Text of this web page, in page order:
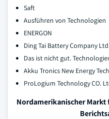
Saft
Ausführen von Technologien
ENERGON
Ding Tai Battery Company
Das ist nicht gut.
Akku Tronics New Energy
ProLogium Technology CO.
Nordamerikanischer